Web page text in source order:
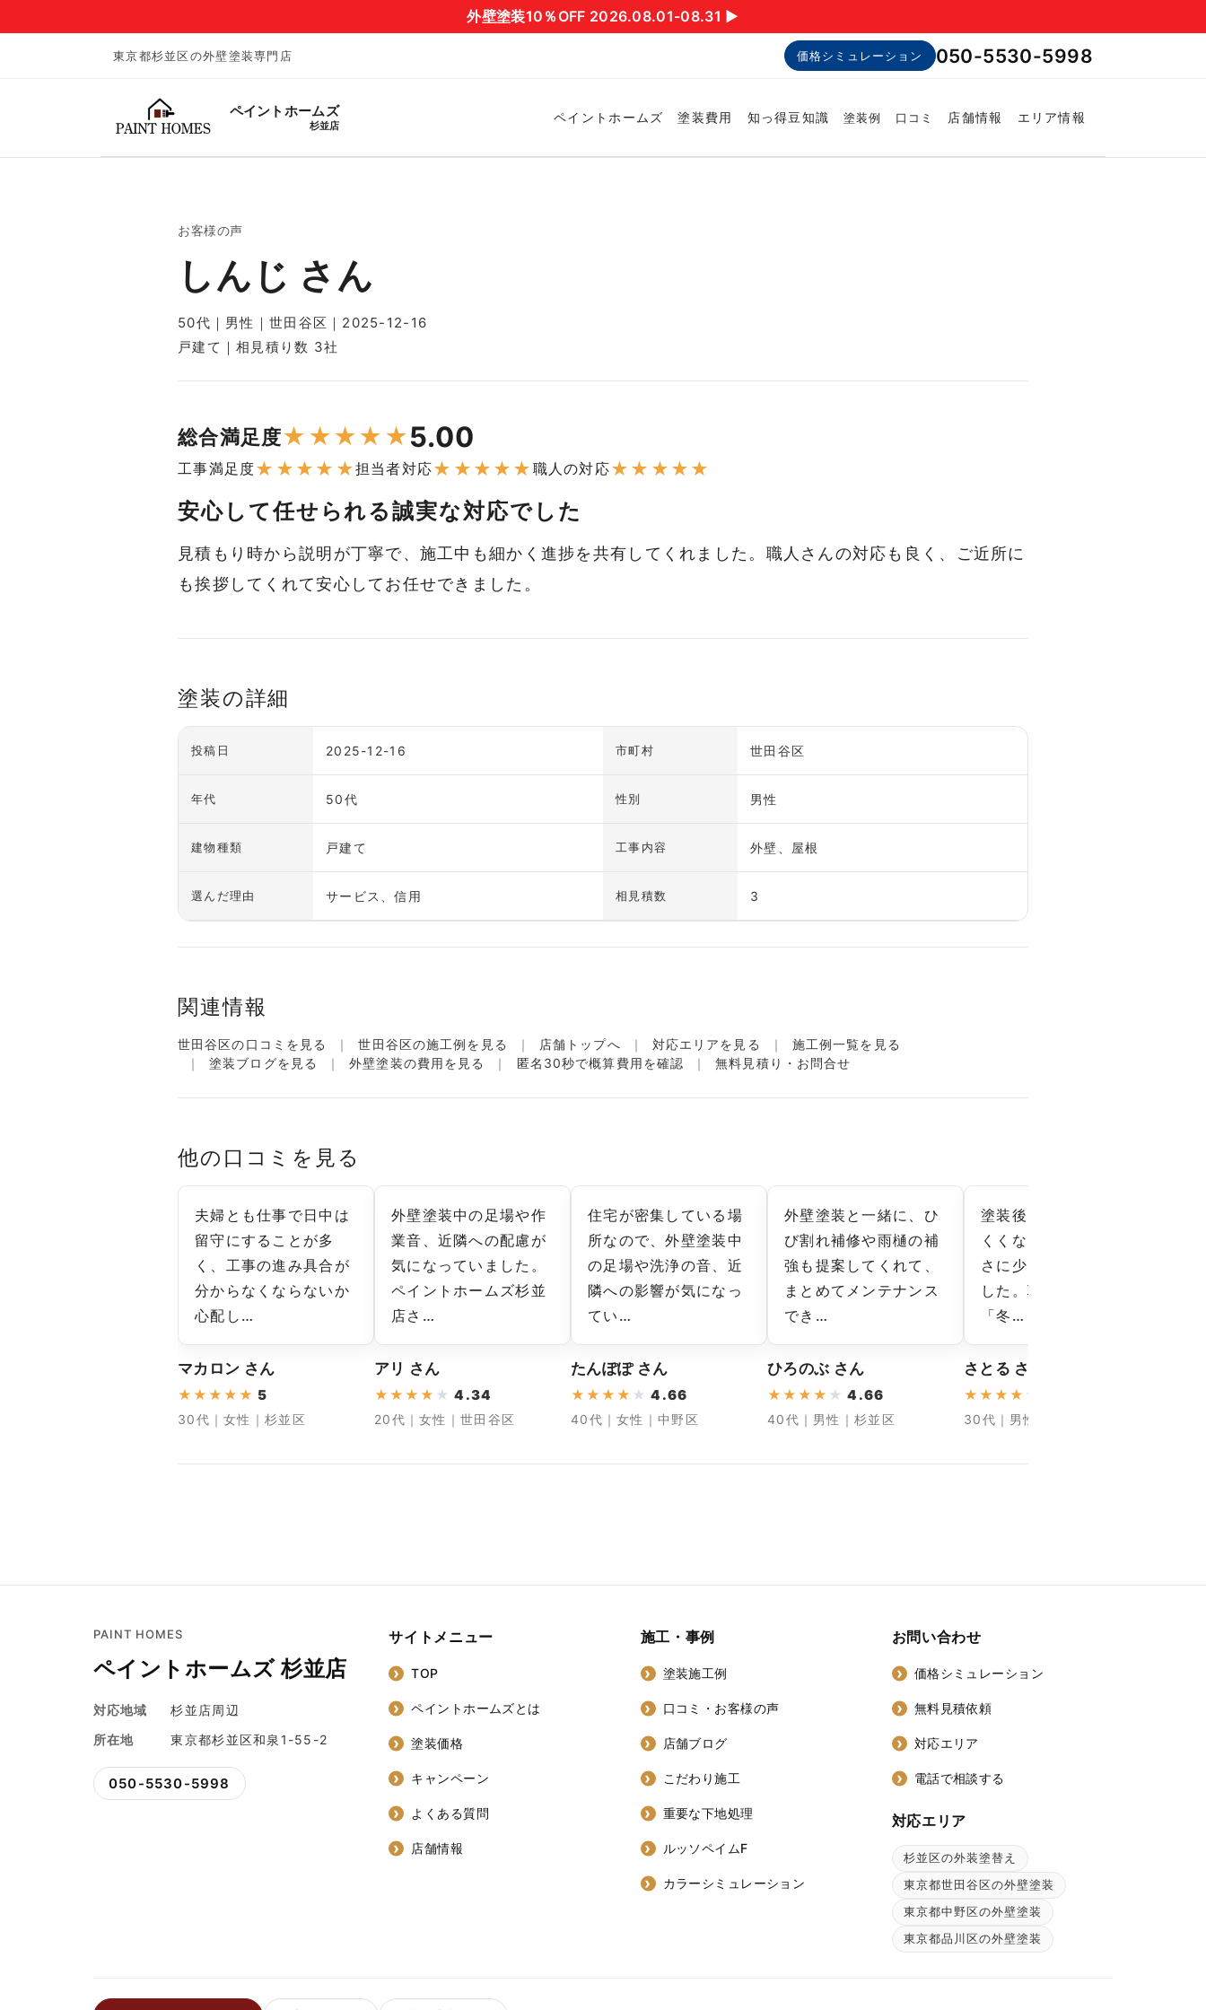
外壁塗装10％OFF 2026.08.01-08.31 ▶︎
東京都杉並区の外壁塗装専門店 価格シミュレーション 050-5530-5998
ペイントホームズ
杉並店
ペイントホームズ 塗装費用 知っ得豆知識 塗装例 口コミ 店舗情報 エリア情報
お客様の声
しんじ さん
50代｜男性｜世田谷区｜2025-12-16
戸建て｜相見積り数 3社
総合満足度★ ★★★ ★5.00
工事満足度★ ★ ★ ★ ★担当者対応★ ★ ★ ★ ★ 職人の対応★ ★ ★ ★ ★
安心して任せられる誠実な対応でした
見積もり時から説明が丁寧で、施工中も細かく進捗を共有してくれました。職人さんの対応も良く、ご近所に
も挨拶してくれて安心してお任せできました。
塗装の詳細
投稿日 2025-12-16 市町村 世田谷区
年代 50代 性別 男性
建物種類 戸建て 工事内容 外壁、屋根
選んだ理由 サービス、信用 相見積数 3
関連情報
世田谷区の口コミを見る 世田谷区の施工例を見る 店舗トップへ 対応エリアを見る
施工例一覧を見る
塗装ブログを見る
外壁塗装の費用を見る 匿名30秒で概算費用を確認 無料見積り・お問合せ
他の口コミを見る
夫婦とも仕事で日中は
留守にすることが多
く、工事の進み具合が
分からなくならないか
心配し…
マカロン さん
★ ★ ★ ★ ★ 5
30代｜女性｜杉並区
外壁塗装中の足場や作
業音、近隣への配慮が
気になっていました。
ペイントホームズ杉並
店さ…
アリ さん
★ ★ ★ ★ ★ 4.34
20代｜女性｜世田谷区
住宅が密集している場
所なので、外壁塗装中
の足場や洗浄の音、近
隣への影響が気になっ
てい…
たんぽぽ さん
★ ★ ★ ★ ★ 4.66
40代｜女性｜中野区
外壁塗装と一緒に、ひ
び割れ補修や雨樋の補
強も提案してくれて、
まとめてメンテナンス
でき…
ひろのぶ さん
★ ★ ★ ★ ★ 4.66
40代｜男性｜杉並区
塗装後は雨音が響きに
くくなり、室内の静か
さに少し変化がありま
した。職人さんからも
「冬…
さとる さん
★ ★ ★ ★ ★
30代｜男性｜品川区
PAINT HOMES
ペイントホームズ 杉並店
対応地域
杉並店周辺
所在地
東京都杉並区和泉1-55-2
050-5530-5998
サイトメニュー
TOP
ペイントホームズとは
塗装価格
キャンペーン
よくある質問
店舗情報
施工・事例
塗装施工例
口コミ・お客様の声
店舗ブログ
こだわり施工
重要な下地処理
ルッソペイムF
カラーシミュレーション
お問い合わせ
価格シミュレーション
無料見積依頼
対応エリア
電話で相談する
対応エリア
杉並区の外装塗替え
東京都世田谷区の外壁塗装
東京都中野区の外壁塗装
東京都品川区の外壁塗装